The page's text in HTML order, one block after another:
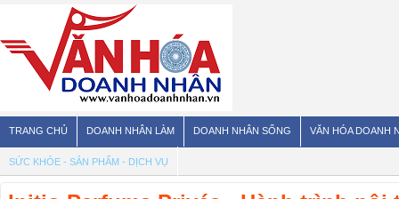
TRANG CHỦ DOANH NHÂN LÀM DOANH NHÂN SỐNG VĂN HÓA DOANH
SỨC KHỎE - SẢN PHẨM - DỊCH VỤ